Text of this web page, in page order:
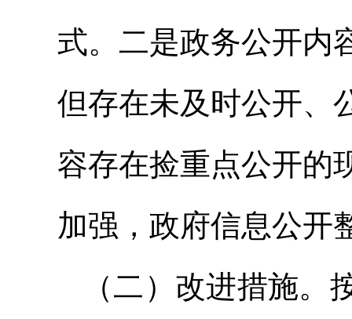
式。二是政务公开内
但存在未及时公开、
容存在捡重点公开的
加强，政府信息公开
（二）改进措施。